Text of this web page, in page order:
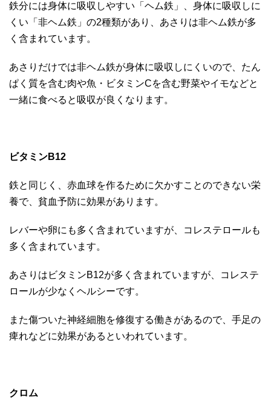
鉄分には身体に吸収しやすい「ヘム鉄」、身体に吸収しに
くい「非ヘム鉄」の2種類があり、あさりは非ヘム鉄が多
く含まれています。
あさりだけでは非ヘム鉄が身体に吸収しにくいので、たん
ぱく質を含む肉や魚・ビタミンCを含む野菜やイモなどと
一緒に食べると吸収が良くなります。
ビタミンB12
鉄と同じく、赤血球を作るために欠かすことのできない栄
養で、貧血予防に効果があります。
レバーや卵にも多く含まれていますが、コレステロールも
多く含まれています。
あさりはビタミンB12が多く含まれていますが、コレステ
ロールが少なくヘルシーです。
また傷ついた神経細胞を修復する働きがあるので、手足の
痺れなどに効果があるといわれています。
クロム